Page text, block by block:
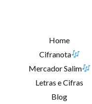
Home
Cifranota
Mercador Salim
Letras e Cifras
Blog